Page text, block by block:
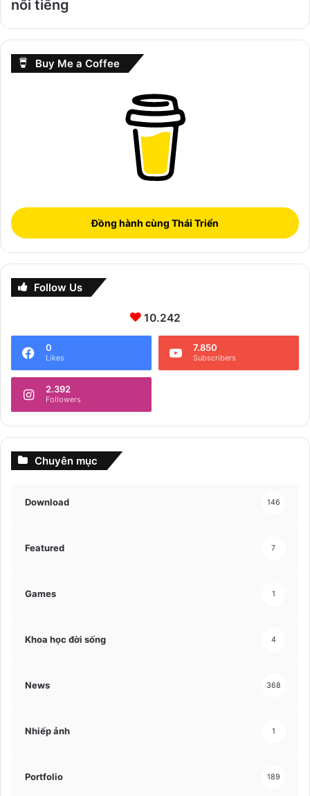
nổi tiếng
Buy Me a Coffee
Đồng hành cùng Thái Triển
Follow Us
10.242
0
Likes
7.850
Subscribers
2.392
Followers
Chuyên mục
Download 146
Featured 7
Games 1
Khoa học đời sống 4
News 368
Nhiếp ảnh 1
Portfolio 189